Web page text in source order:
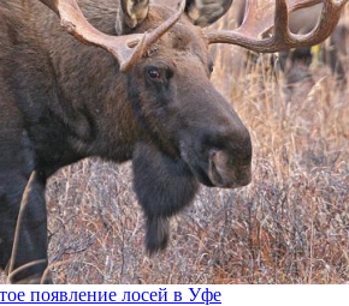
появление лосей в Уфе